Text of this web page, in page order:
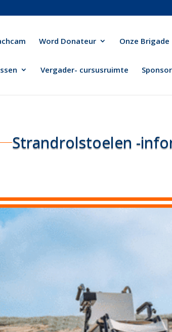
Word Donateur Onze Brigade
Vergader- cursusruimte
Strandrolstoelen -